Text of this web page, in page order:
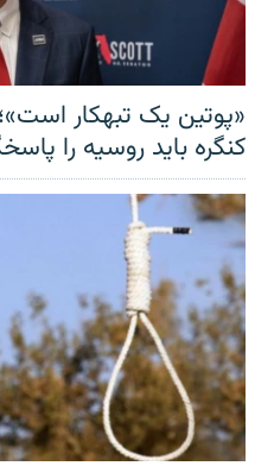
«پوتین یک تبهکار
کنگره باید روسیه را